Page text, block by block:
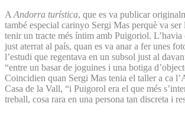
A Andorra turística, que es va publicar
també especial carinyo Sergi Mas perquè va ser
tenir un tracte més íntim amb Puigoriol.
just aterrat al país, quan es va anar a fer unes
l’estudi que regentava en un subsol just al
“entre un basar de joguines i una botiga
Coincidien quan Sergi Mas tenia el taller a ca
Casa de la Vall, “i Puigorol era el que més
treball, cosa rara en una persona tan discreta i